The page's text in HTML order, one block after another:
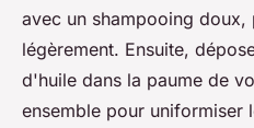
avec un shampooing doux,
légèrement. Ensuite,
d'huile dans la paume de
ensemble pour uniformiser